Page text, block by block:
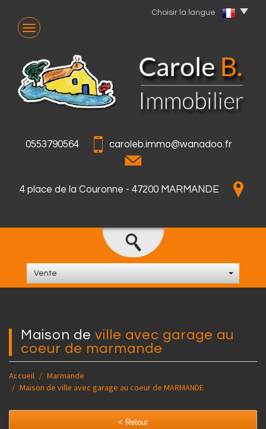
Choisir la langue
0553790564 caroleb.immo@wanadoo.fr
4 place de la Couronne - 47200 MARMANDE
Vente
maison de ville avec garage au
coeur de marmande
Accueil
Marmande
Maison de ville avec garage au coeur de MARMANDE
< Retour